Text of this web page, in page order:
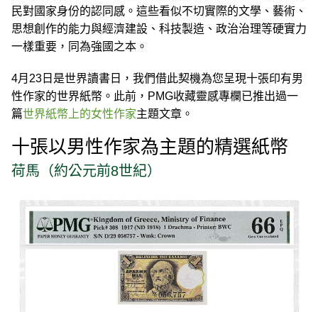
民對國家身份的認同感。這些看似不切實際的文學、藝術、
思想創作的能力與經濟建設、科技製造、政治治理等硬實力
一樣重要，同為強國之本。
4月23日是世界讀書日，我們借此契機為您呈現十張印有男
性作家的世界紙幣。此前，PMG收藏靈感專欄已推出過一
篇世界紙幣上的女性作家主題文章。
十張以男性作家為主題的精選紙幣
荷馬（約公元前8世紀）